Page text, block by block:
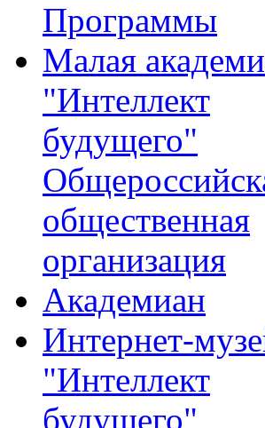
Программы
Малая
"Интеллект
будущего"
общественная
организация
Академиан
Интернет-
"Интеллект
будущего"